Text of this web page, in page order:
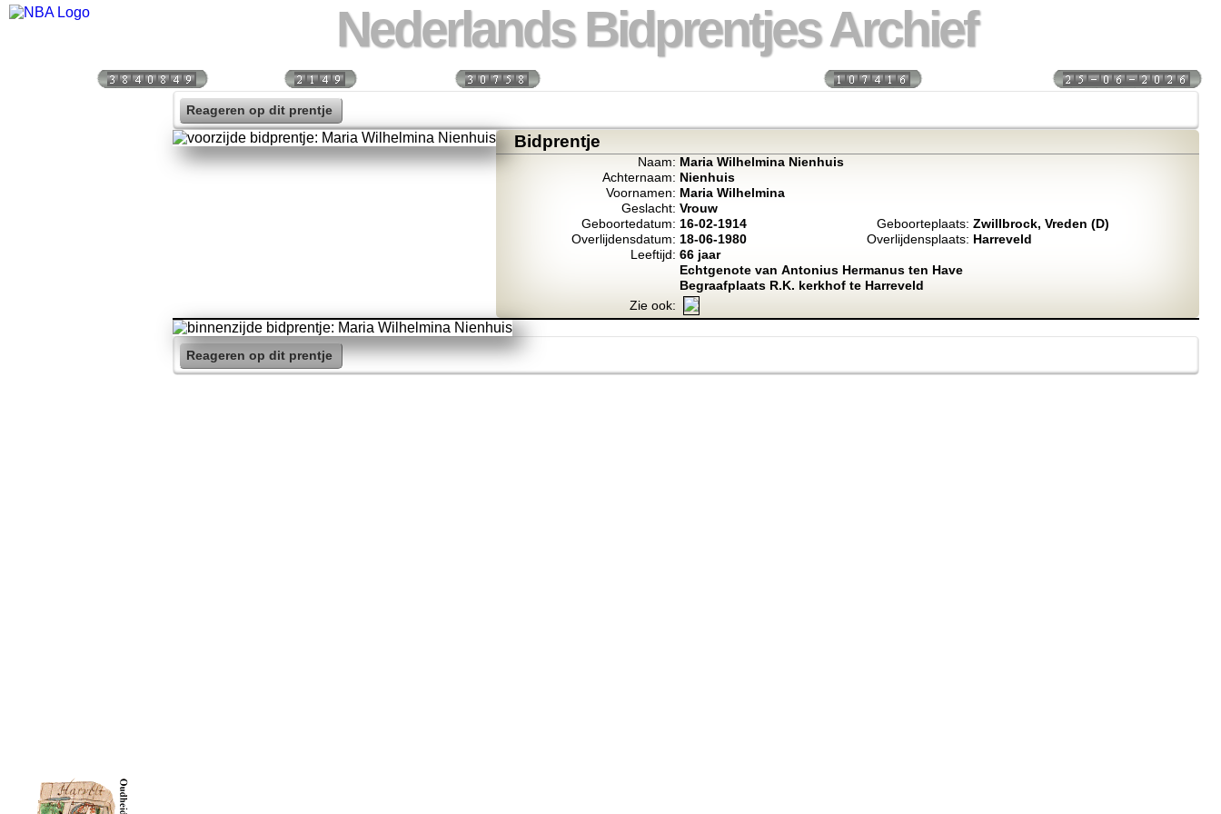
Nederlands Bidprentjes Archief
Reageren op dit prentje
Bidprentje
Naam: Maria Wilhelmina Nienhuis
Achternaam: Nienhuis
Voornamen: Maria Wilhelmina
Geslacht: Vrouw
Geboortedatum: 16-02-1914 Geboorteplaats: Zwillbrock, Vreden (D)
Overlijdensdatum: 18-06-1980 Overlijdensplaats: Harreveld
Leeftijd: 66 jaar
Echtgenote van Antonius Hermanus ten Have
Begraafplaats R.K. kerkhof te Harreveld
Zie ook:
Reageren op dit prentje